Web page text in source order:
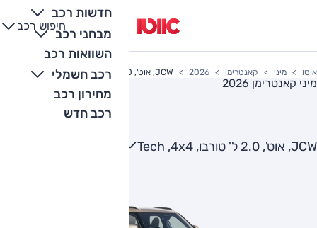
חדשות רכב
מבחני רכב
השוואות רכב
רכב חשמלי
מחירון רכב
רכב חדש
חיפוש רכב
+
-
אוטו מיני קאנטרימן 2026 JCW, אוט', 2.0 ל' טורבו, Tech ,4x4
מיני קאנטרימן 2026
JCW, אוט', 2.0 ל' טורבו, Tech ,4x4